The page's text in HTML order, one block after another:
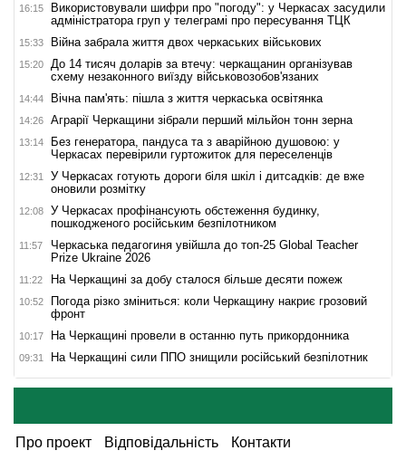
16:15
Використовували шифри про "погоду": у Черкасах засудили
адміністратора груп у телеграмі про пересування ТЦК
15:33 Війна забрала життя двох черкаських військових
15:20
До 14 тисяч доларів за втечу: черкащанин організував
схему незаконного виїзду військовозобов'язаних
14:44 Вічна пам'ять: пішла з життя черкаська освітянка
14:26 Аграрії Черкащини зібрали перший мільйон тонн зерна
13:14
Без генератора, пандуса та з аварійною душовою: у
Черкасах перевірили гуртожиток для переселенців
12:31
У Черкасах готують дороги біля шкіл і дитсадків: де вже
оновили розмітку
12:08
У Черкасах профінансують обстеження будинку,
пошкодженого російським безпілотником
11:57
Черкаська педагогиня увійшла до топ-25 Global Teacher
Prize Ukraine 2026
11:22 На Черкащині за добу сталося більше десяти пожеж
10:52
Погода різко зміниться: коли Черкащину накриє грозовий
фронт
10:17 На Черкащині провели в останню путь прикордонника
09:31 На Черкащині сили ППО знищили російський безпілотник
Про проект Відповідальність Контакти